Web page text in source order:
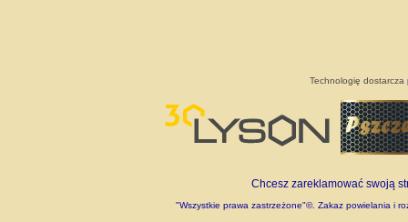
Technologię dostarcza
Chcesz zareklamować swoją
"Wszystkie prawa zastrzeżone"©. Zakaz powielania i